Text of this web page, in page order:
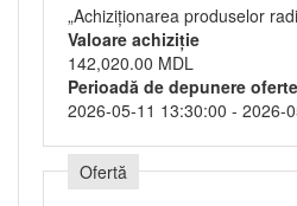
„Achiziționarea produselor
Valoare achiziție
142,020.00 MDL
Perioadă de depunere oferte
2026-05-11 13:30:00 - 2026-
Ofertă